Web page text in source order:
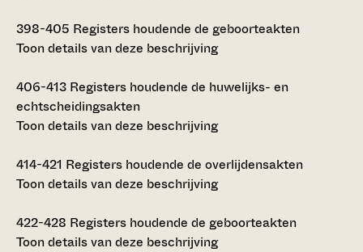
398-405 Registers houdende de geboorteakten
Toon details van deze beschrijving
406-413 Registers houdende de huwelijks- en
echtscheidingsakten
Toon details van deze beschrijving
414-421 Registers houdende de overlijdensakten
Toon details van deze beschrijving
422-428 Registers houdende de geboorteakten
Toon details van deze beschrijving